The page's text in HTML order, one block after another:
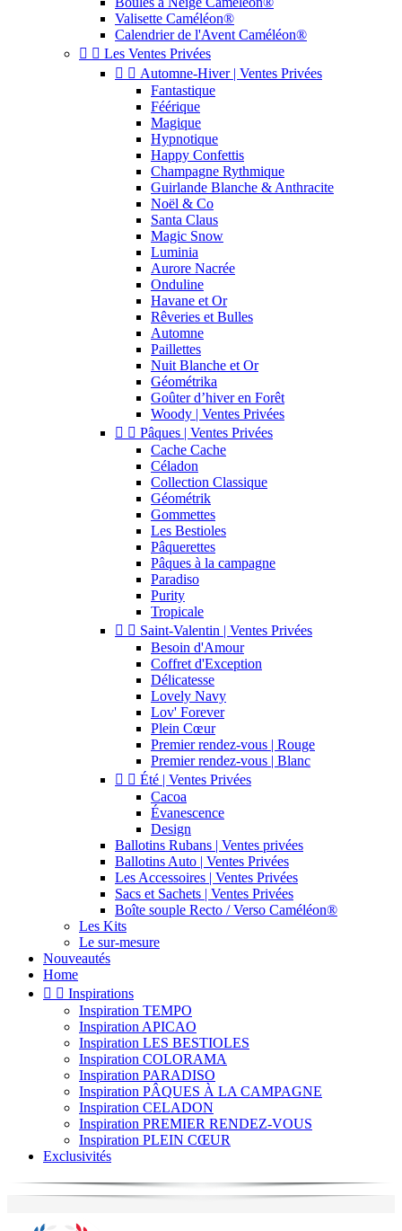
Valisette Caméléon®
Calendrier de l'Avent Caméléon®
  Les Ventes Privées
  Automne-Hiver | Ventes Privées
Fantastique
Féérique
Magique
Hypnotique
Happy Confettis
Champagne Rythmique
Guirlande Blanche & Anthracite
Noël & Co
Santa Claus
Magic Snow
Luminia
Aurore Nacrée
Onduline
Havane et Or
Rêveries et Bulles
Automne
Paillettes
Nuit Blanche et Or
Géométrika
Goûter d’hiver en Forêt
Woody | Ventes Privées
  Pâques | Ventes Privées
Cache Cache
Céladon
Collection Classique
Géométrik
Gommettes
Les Bestioles
Pâquerettes
Pâques à la campagne
Paradiso
Purity
Tropicale
  Saint-Valentin | Ventes Privées
Besoin d'Amour
Coffret d'Exception
Délicatesse
Lovely Navy
Lov' Forever
Plein Cœur
Premier rendez-vous | Rouge
Premier rendez-vous | Blanc
  Été | Ventes Privées
Cacoa
Évanescence
Design
Ballotins Rubans | Ventes privées
Ballotins Auto | Ventes Privées
Les Accessoires | Ventes Privées
Sacs et Sachets | Ventes Privées
Boîte souple Recto / Verso Caméléon®
Les Kits
Le sur-mesure
Nouveautés
Home
  Inspirations
Inspiration TEMPO
Inspiration APICAO
Inspiration LES BESTIOLES
Inspiration COLORAMA
Inspiration PARADISO
Inspiration PÂQUES À LA CAMPAGNE
Inspiration CELADON
Inspiration PREMIER RENDEZ-VOUS
Inspiration PLEIN CŒUR
Exclusivités